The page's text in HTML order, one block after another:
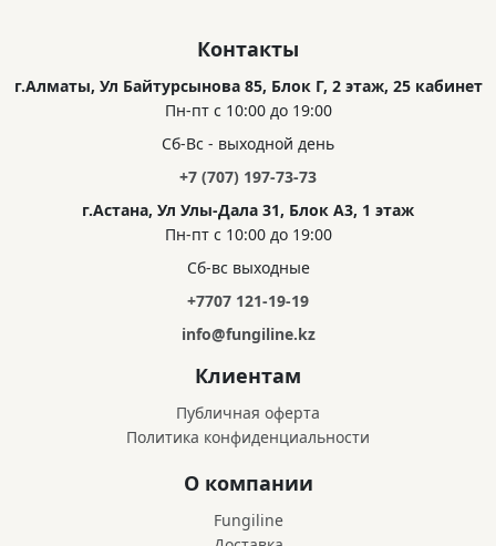
Контакты
г.Алматы, Ул Байтурсынова 85, Блок Г, 2 этаж, 25 кабинет
Пн-пт с 10:00 до 19:00
Сб-Вс - выходной день
+7 (707) 197-73-73
г.Астана, Ул Улы-Дала 31, Блок А3, 1 этаж
Пн-пт с 10:00 до 19:00
Сб-вс выходные
+7707 121-19-19
info@fungiline.kz
Клиентам
Публичная оферта
Политика конфиденциальности
О компании
Fungiline